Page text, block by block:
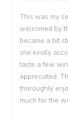
This was my
welcomed by
became a bit
she kindly
taste a few
appreciated.
thoroughly
much for the